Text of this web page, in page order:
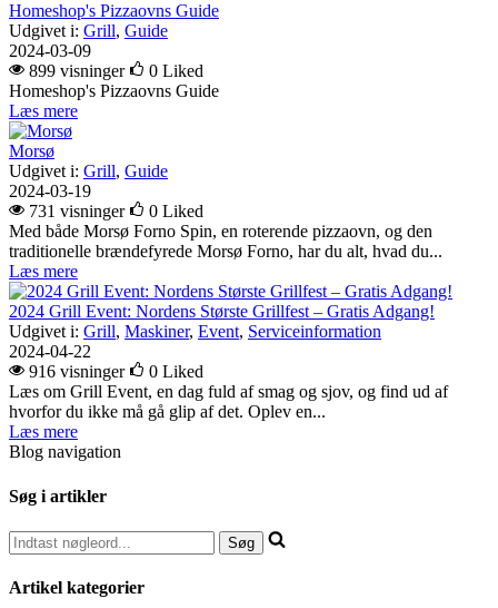
Homeshop's Pizzaovns Guide
Udgivet i: Grill, Guide
2024-03-09
899 visninger
0 Liked
Homeshop's Pizzaovns Guide
Læs mere
Morsø
Udgivet i: Grill, Guide
2024-03-19
731 visninger
0 Liked
Med både Morsø Forno Spin, en roterende pizzaovn, og den
traditionelle brændefyrede Morsø Forno, har du alt, hvad du...
Læs mere
2024 Grill Event: Nordens Største Grillfest – Gratis Adgang!
Udgivet i: Grill, Maskiner, Event, Serviceinformation
2024-04-22
916 visninger
0 Liked
Læs om Grill Event, en dag fuld af smag og sjov, og find ud af
hvorfor du ikke må gå glip af det. Oplev en...
Læs mere
Blog navigation
Søg i artikler
Artikel kategorier